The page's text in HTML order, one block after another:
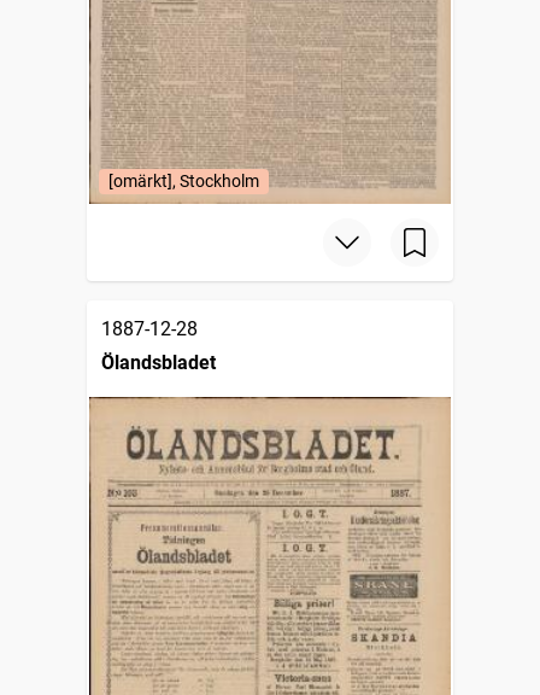
[omärkt], Stockholm
1887-12-28
Ölandsbladet